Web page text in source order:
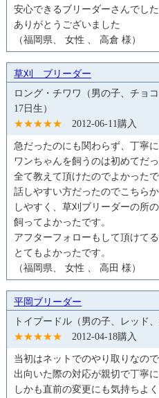
安心できるブリーダーさんでし
ありがとうございました
（福岡県、 女性 、 高倉 様）
草刈 ブリーダー
ロング・チワワ（男の子、チョ
17日生）
★★★★★ 2012-06-11購入
急だったのにも関わらず、丁寧
ワンちゃんを飼うのは初めてだ
全て教えて頂けたのでよかったで
話しやすい方だったのでこちら
しやすく、草刈ブリーダーの所
飼ってよかったです。
アフターフォローもして頂けて
とてもよかったです。
（福岡県、 女性 、 高田 様）
平岡ブリーダー
トイプードル（男の子、レッド、
★★★★★ 2012-04-18購入
当初はネットでのやり取りなの
出向いた際の対応が親切で丁寧
しかも直前の変更にも気持ちよ